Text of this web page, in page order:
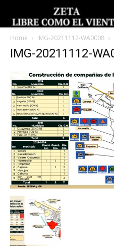
Home IMG-20211112-WA0008
IMG-20211112-